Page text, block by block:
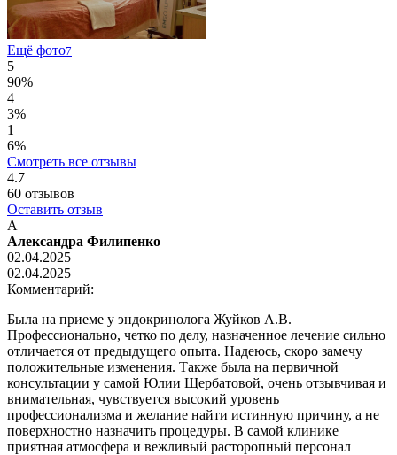
Ещё фото7
5
90%
4
3%
1
6%
Смотреть все отзывы
4.7
60 отзывов
Оставить отзыв
А
Александра Филипенко
02.04.2025
02.04.2025
Комментарий:
Была на приеме у эндокринолога Жуйков А.В.
Профессионально, четко по делу, назначенное лечение сильно
отличается от предыдущего опыта. Надеюсь, скоро замечу
положительные изменения. Также была на первичной
консультации у самой Юлии Щербатовой, очень отзывчивая и
внимательная, чувствуется высокий уровень
профессионализма и желание найти истинную причину, а не
поверхностно назначить процедуры. В самой клинике
приятная атмосфера и вежливый расторопный персонал